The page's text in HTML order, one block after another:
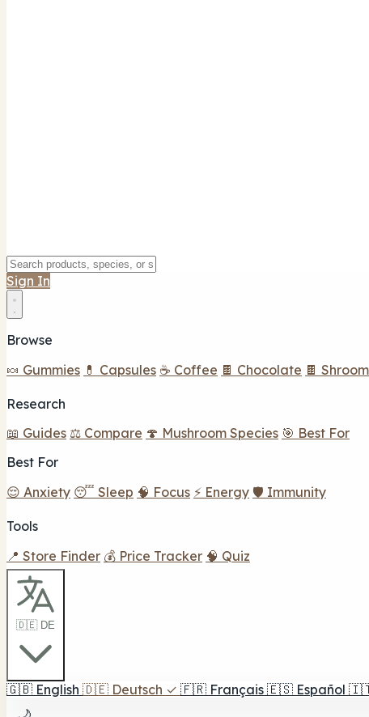
Sign In
Browse
🍬 Gummies 💊 Capsules ☕ Coffee 🍫 Chocolate 🍫
Research
📖 Guides ⚖️ Compare 🍄 Mushroom Species 🎯 Best For
Best For
😌 Anxiety 😴 Sleep 🧠 Focus ⚡ Energy 🛡️ Immunity
Tools
📍 Store Finder 💰 Price Tracker 🧠 Quiz
🇩🇪 DE
🇬🇧 English 🇩🇪 Deutsch ✓ 🇫🇷 Français 🇪🇸 Español